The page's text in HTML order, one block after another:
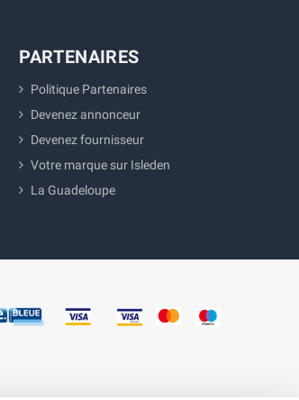
PARTENAIRES
Politique Partenaires
Devenez annonceur
Devenez fournisseur
Votre marque sur Isleden
La Guadeloupe